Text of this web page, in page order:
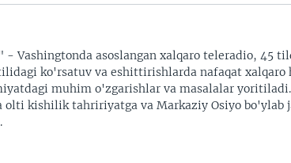
- Vashingtonda asoslangan xalqaro teleradio, 45
ko'rsatuv va eshittirishlarda nafaqat xalqaro
muhim o'zgarishlar va masalalar
olti kishilik tahririyatga va Markaziy Osiyo bo'ylab